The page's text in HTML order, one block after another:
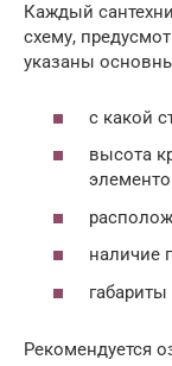
Каждый
схему,
указаны
с какой
высота
наличие
Рекомендуется